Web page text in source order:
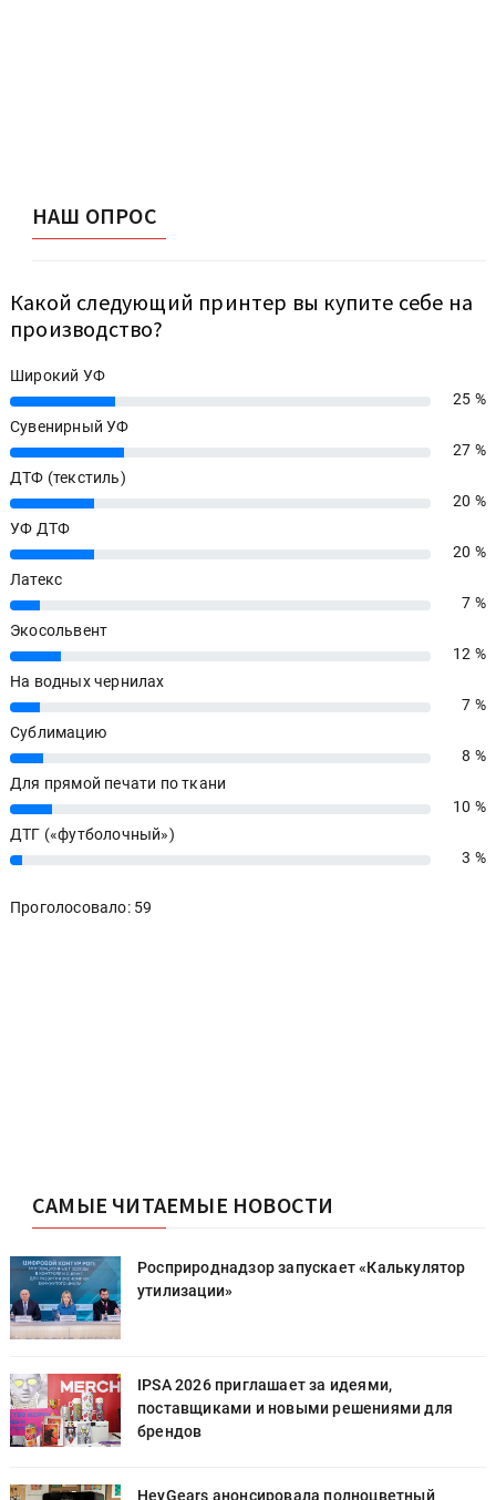
НАШ ОПРОС
Какой следующий принтер вы купите себе на
производство?
Широкий УФ
25%
25 %
Сувенирный УФ
27%
27 %
ДТФ (текстиль)
20%
20 %
УФ ДТФ
20%
20 %
Латекс
7%
7 %
Экосольвент
12%
12 %
На водных чернилах
7%
7 %
Сублимацию
8%
8 %
Для прямой печати по ткани
10%
10 %
ДТГ («футболочный»)
3% 3 %
Проголосовало: 59
САМЫЕ ЧИТАЕМЫЕ НОВОСТИ
Росприроднадзор запускает «Калькулятор
утилизации»
IPSA 2026 приглашает за идеями,
поставщиками и новыми решениями для
брендов
HeyGears анонсировала полноцветный